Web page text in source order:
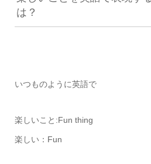
は？
いつものように英語で
楽しいこと:Fun thing
楽しい：Fun